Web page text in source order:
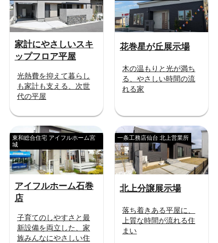
家計にやさしいスキ
ップフロア平屋
光熱費を抑えて暮らし
も家計も支える、次世
代の平屋
花巻星が丘展示場
木の温もりと光が満ち
る、やさしい時間の流
れる家
アイフルホーム石巻
店
東和総合住宅 アイフルホーム宮
城
子育てのしやすさと最
新設備を両立した、家
族みんなにやさしい住
北上分譲展示場
一条工務店仙台 北上営業所
落ち着きある平屋に、
上質な時間が流れる住
まい